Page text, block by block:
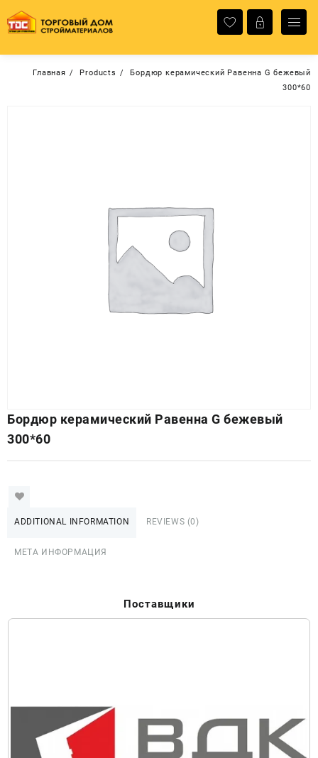
содержимому
Главная Products
Бордюр керамический Равенна G бежевый
300*60
Бордюр керамический Равенна G бежевый
300*60
ADDITIONAL INFORMATION REVIEWS (0)
МЕТА ИНФОРМАЦИЯ
Поставщики